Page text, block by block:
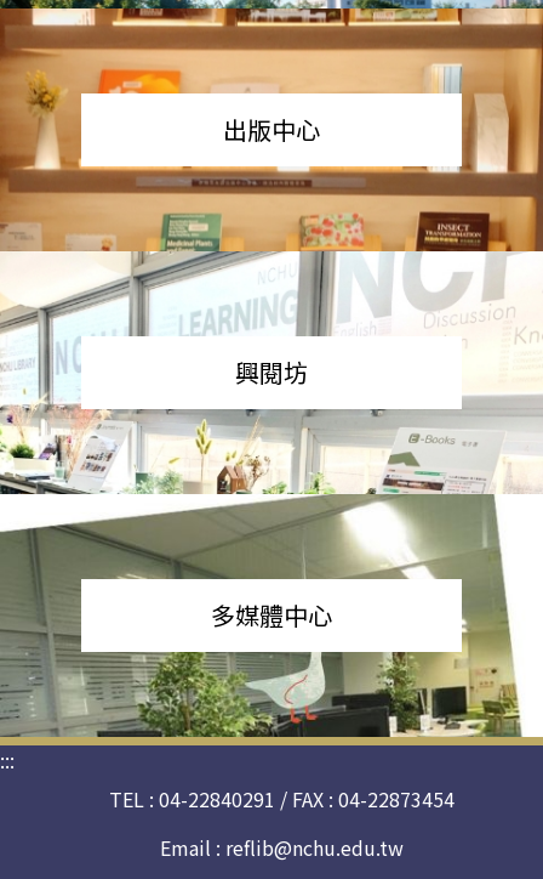
出版中心
興閱坊
多媒體中心
:::
TEL : 04-22840291 / FAX : 04-22873454
Email : reflib@nchu.edu.tw